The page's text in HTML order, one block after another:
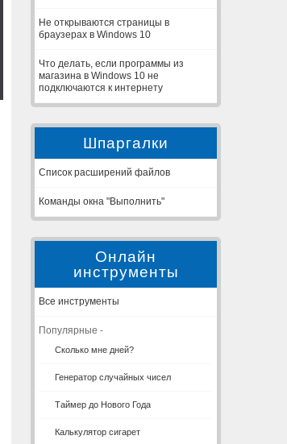
Не открываются страницы в
браузерах в Windows 10
Что делать, если программы из
магазина в Windows 10 не
подключаются к интернету
Шпаргалки
Список расширений файлов
Команды окна "Выполнить"
Онлайн
инструменты
Все инструменты
Популярные -
Сколько мне дней?
Генератор случайных чисел
Таймер до Нового Года
Калькулятор сигарет